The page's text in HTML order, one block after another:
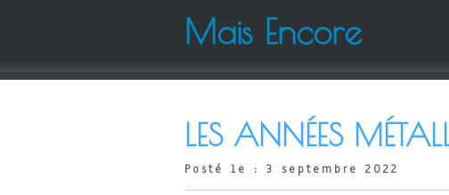
Mais Encore
LES ANNÉES
Posté le : 3 septembre 2022